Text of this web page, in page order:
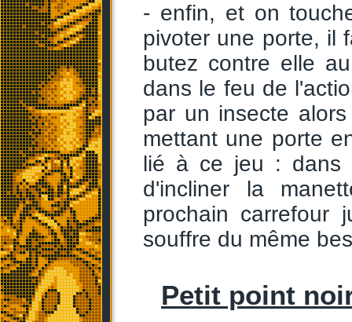
- enfin, et on
pivoter une porte, il
butez contre elle
dans le feu de
par un insecte
mettant une porte
lié à ce jeu : dans
d'incliner la
prochain
souffre du même
Petit point